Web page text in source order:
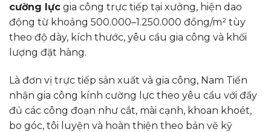
cường lực gia công trực tiếp tại xưởng, hiện dao
động từ khoảng 500.000–1.250.000 đồng/m² tùy
theo độ dày, kích thước, yêu cầu gia công và khối
lượng đặt hàng.
Là đơn vị trực tiếp sản xuất và gia công, Nam Tiến
nhận gia công kính cường lực theo yêu cầu với đầy
đủ các công đoạn như cắt, mài cạnh, khoan khoét,
bo góc, tôi luyện và hoàn thiện theo bản vẽ kỹ